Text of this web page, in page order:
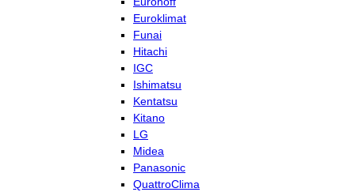
Euroklimat
Funai
Hitachi
IGC
Ishimatsu
Kentatsu
Kitano
LG
Midea
Panasonic
QuattroClima